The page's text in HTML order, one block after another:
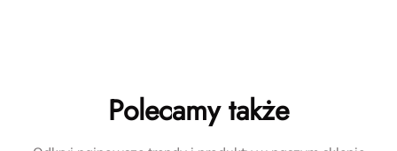
Polecamy także